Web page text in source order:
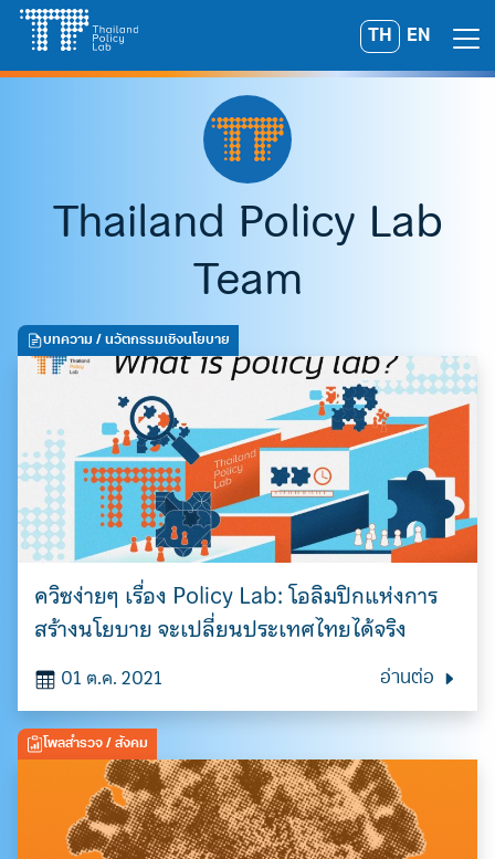
Skip
content
TH EN
A A A
Search
for:
Thailand Policy Lab
Team
บทความ / นวัตกรรมเชิงนโยบาย
ควิซง่ายๆ เรื่อง Policy Lab: โอลิมปิกแห่งการ
สร้างนโยบาย จะเปลี่ยนประเทศไทยได้จริง
01 ต.ค. 2021 อ่านต่อ
โพลสำรวจ / สังคม